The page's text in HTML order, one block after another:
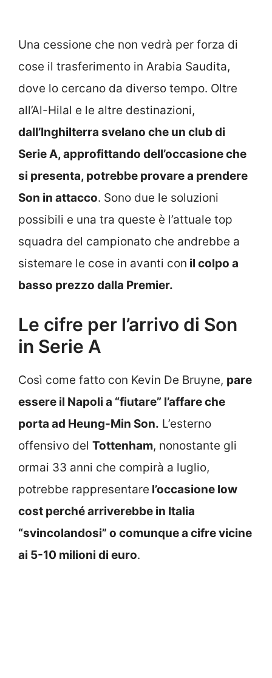
Una cessione che non vedrà per forza di
cose il trasferimento in Arabia Saudita,
dove lo cercano da diverso tempo. Oltre
all’Al-Hilal e le altre destinazioni,
dall’Inghilterra svelano che un club di
Serie A, approfittando dell’occasione che
si presenta, potrebbe provare a prendere
Son in attacco. Sono due le soluzioni
possibili e una tra queste è l’attuale top
squadra del campionato che andrebbe a
sistemare le cose in avanti con il colpo a
basso prezzo dalla Premier.
Le cifre per l’arrivo di Son
in Serie A
Così come fatto con Kevin De Bruyne, pare
essere il Napoli a “fiutare” l’affare che
porta ad Heung-Min Son. L’esterno
offensivo del Tottenham, nonostante gli
ormai 33 anni che compirà a luglio,
potrebbe rappresentare l’occasione low
cost perché arriverebbe in Italia
“svincolandosi” o comunque a cifre vicine
ai 5-10 milioni di euro.